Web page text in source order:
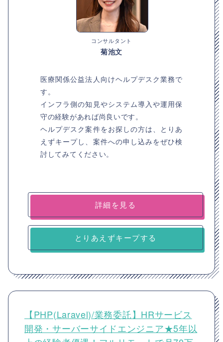
コンサルタント
菊池文
医療関係公益法人向けヘルプデスク業務で
す。
インフラ側の知見やシステム導入や運用保
守の経験があれば尚良いです。
ヘルプデスク案件をお探しの方は、とりあ
えずキープし、案件への申し込みをぜひ検
討してみてください。
詳細を見る
とりあえずキープする
【PHP(Laravel)/業務委託】HRサービス
開発・サーバーサイドエンジニア★5年以